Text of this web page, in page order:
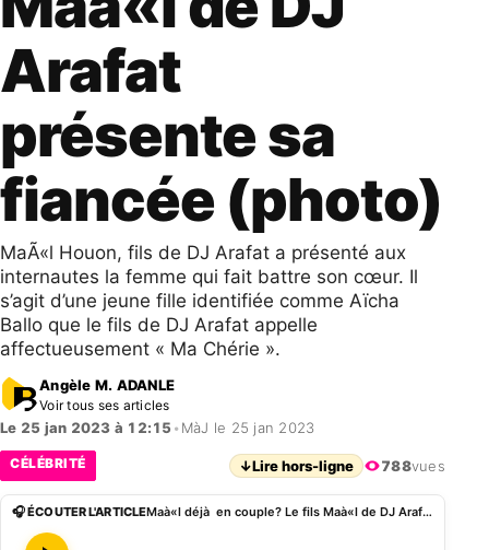
Arafat
présente sa
fiancée (photo)
MaÃ«l Houon, fils de DJ Arafat a présenté aux
internautes la femme qui fait battre son cœur. Il
s’agit d’une jeune fille identifiée comme Aïcha
Ballo que le fils de DJ Arafat appelle
affectueusement « Ma Chérie ».
Angèle M. ADANLE
Voir tous ses articles
Le 25 jan 2023 à 12:15 • MàJ le 25 jan 2023
CÉLÉBRITÉ ↓Lire hors-ligne 788vues
🎧 ÉCOUTER L'ARTICLE Maà«l déjà en couple? Le fils Maà«l de DJ Arafat présente sa fiancée (photo)